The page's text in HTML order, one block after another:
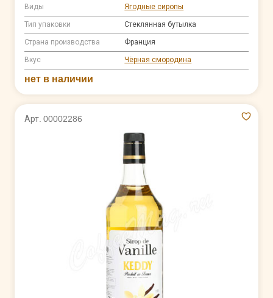
Виды Ягодные сиропы
Тип упаковки Стеклянная бутылка
Страна производства Франция
Вкус Чёрная смородина
нет в наличии
Арт. 00002286